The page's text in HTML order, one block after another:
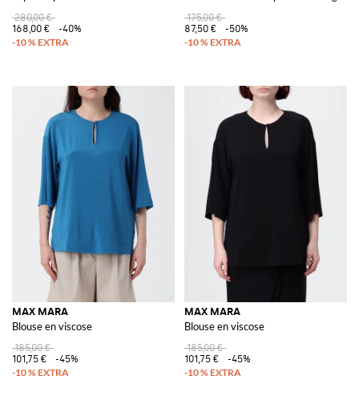
280,00 €
168,00 €
-40%
175,00 €
87,50 €
-50%
MAX MARA
Blouse en viscose
185,00 €
101,75 €
-45%
MAX MARA
Blouse en viscose
185,00 €
101,75 €
-45%